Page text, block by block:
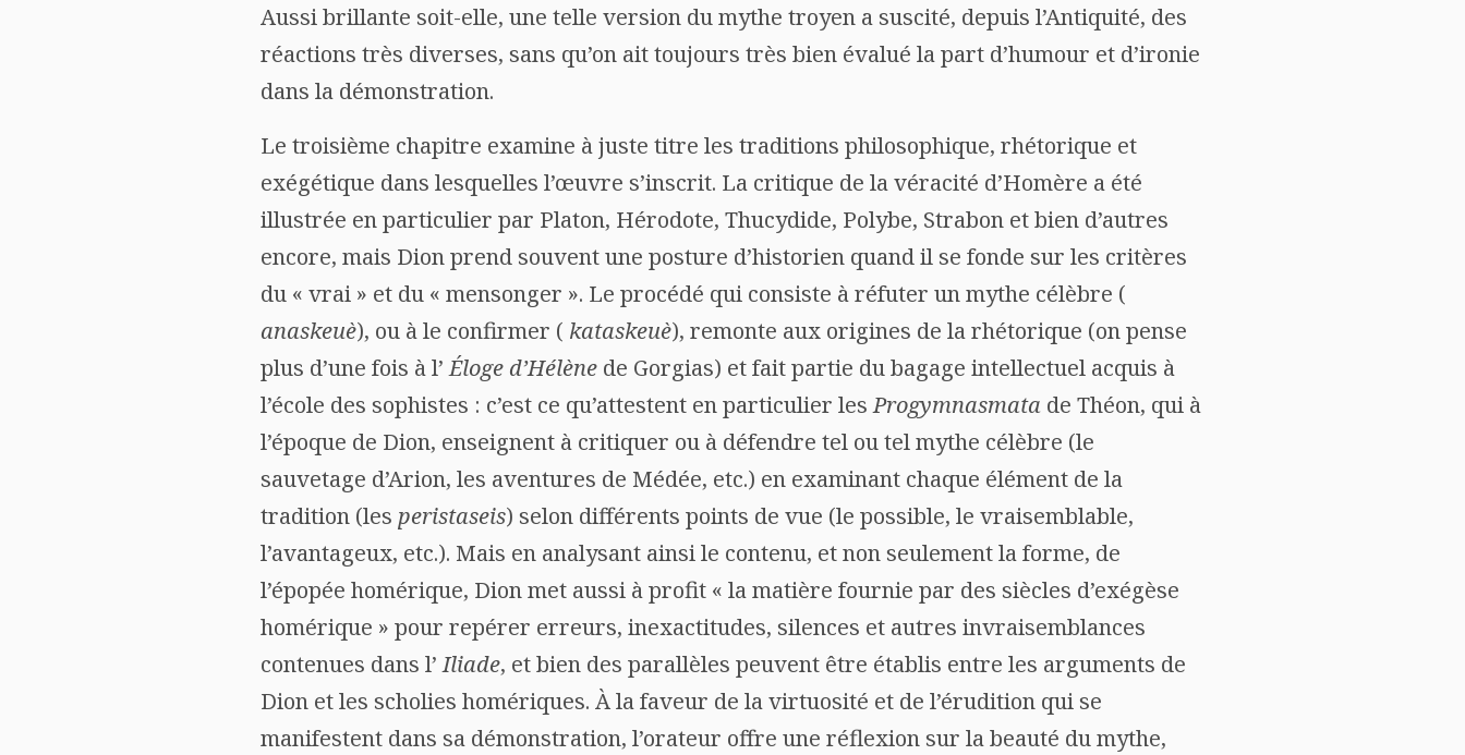
Aussi brillante soit-elle, une telle version du mythe troyen a suscité, depuis l’Antiquité, des
réactions très diverses, sans qu’on ait toujours très bien évalué la part d’humour et d’ironie
dans la démonstration.
Le troisième chapitre examine à juste titre les traditions philosophique, rhétorique et
exégétique dans lesquelles l’œuvre s’inscrit. La critique de la véracité d’Homère a été
illustrée en particulier par Platon, Hérodote, Thucydide, Polybe, Strabon et bien d’autres
encore, mais Dion prend souvent une posture d’historien quand il se fonde sur les critères
du « vrai » et du « mensonger ». Le procédé qui consiste à réfuter un mythe célèbre (
anaskeuè), ou à le confirmer ( kataskeuè), remonte aux origines de la rhétorique (on pense
plus d’une fois à l’Éloge d’Hélène de Gorgias) et fait partie du bagage intellectuel acquis à
l’école des sophistes : c’est ce qu’attestent en particulier lesProgymnasmata de Théon, qui à
l’époque de Dion, enseignent à critiquer ou à défendre tel ou tel mythe célèbre (le
sauvetage d’Arion, les aventures de Médée, etc.) en examinant chaque élément de la
tradition (les peristaseis) selon différents points de vue (le possible, le vraisemblable,
l’avantageux, etc.). Mais en analysant ainsi le contenu, et non seulement la forme, de
l’épopée homérique, Dion met aussi à profit « la matière fournie par des siècles d’exégèse
homérique » pour repérer erreurs, inexactitudes, silences et autres invraisemblances
contenues dans l’Iliade, et bien des parallèles peuvent être établis entre les arguments de
Dion et les scholies homériques. À la faveur de la virtuosité et de l’érudition qui se
manifestent dans sa démonstration, l’orateur offre une réflexion sur la beauté du mythe,